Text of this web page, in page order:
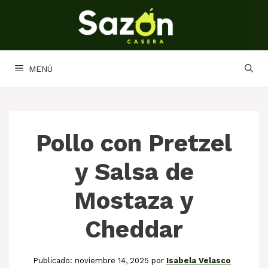
MENÚ
Pollo con Pretzel
y Salsa de
Mostaza y
Cheddar
noviembre 14, 2025 por Isabela Velasco